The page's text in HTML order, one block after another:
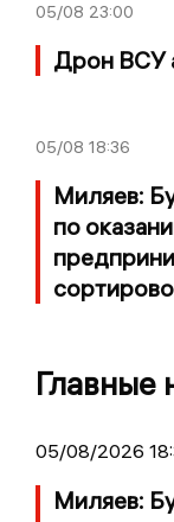
05/08 23:00
Дрон ВСУ
05/08 18:36
Миляев:
по
Главные
05/08/2026
Миляев: